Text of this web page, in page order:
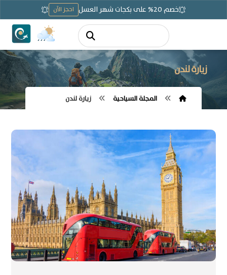
خصم 20% على بكجات شهر العسل احجز الآن
زيارة لندن
المجلة السياحية زيارة لندن